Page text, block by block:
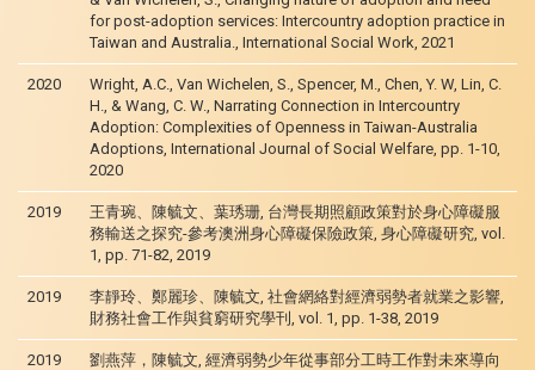
for post-adoption services: Intercountry adoption practice in
Taiwan and Australia., International Social Work, 2021
2020
Wright, A.C., Van Wichelen, S., Spencer, M., Chen, Y. W, Lin, C.
H., & Wang, C. W., Narrating Connection in Intercountry
Adoption: Complexities of Openness in Taiwan-Australia
Adoptions, International Journal of Social Welfare, pp. 1-10,
2020
2019
王青琬、陳毓文、葉琇珊, 台灣長期照顧政策對於身心障礙服
務輸送之探究-參考澳洲身心障礙保險政策, 身心障礙研究, vol.
1, pp. 71-82, 2019
2019
李靜玲、鄭麗珍、陳毓文, 社會網絡對經濟弱勢者就業之影響,
財務社會工作與貧窮研究學刊, vol. 1, pp. 1-38, 2019
2019
劉燕萍，陳毓文, 經濟弱勢少年從事部分工時工作對未來導向